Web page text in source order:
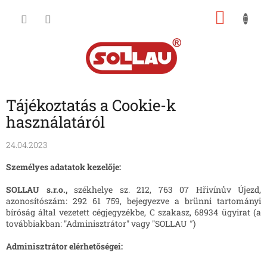
Tájékoztatás a Cookie-k
használatáról
24.04.2023
Személyes adatatok kezelője:
SOLLAU s.r.o., székhelye sz. 212, 763 07 Hřivínův Újezd,
azonosítószám: 292 61 759, bejegyezve a brünni tartományi
bíróság által vezetett cégjegyzékbe, C szakasz, 68934 ügyirat (a
továbbiakban: "Adminisztrátor" vagy "SOLLAU ")
Adminisztrátor elérhetőségei: